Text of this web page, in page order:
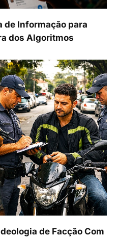
de Informação para
dos Algoritmos
de Facção Com